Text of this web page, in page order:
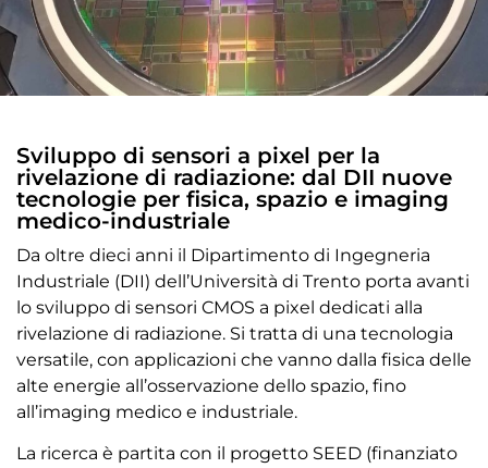
Sviluppo di sensori a pixel per la
rivelazione di radiazione: dal DII nuove
tecnologie per fisica, spazio e imaging
medico-industriale
Da oltre dieci anni il Dipartimento di Ingegneria
Industriale (DII) dell’Università di Trento porta avanti
lo sviluppo di sensori CMOS a pixel dedicati alla
rivelazione di radiazione. Si tratta di una tecnologia
versatile, con applicazioni che vanno dalla fisica delle
alte energie all’osservazione dello spazio, fino
all’imaging medico e industriale.
La ricerca è partita con il progetto SEED (finanziato